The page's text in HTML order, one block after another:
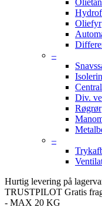
Oliefyr
–
Div.
Røgrør
–
Hurtig levering på
TRUSTPILOT Gratis
- MAX 20 KG